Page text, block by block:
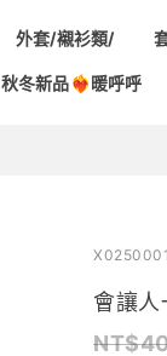
外套/襯衫類/
秋冬新品❤️‍🔥暖呼呼
會讓